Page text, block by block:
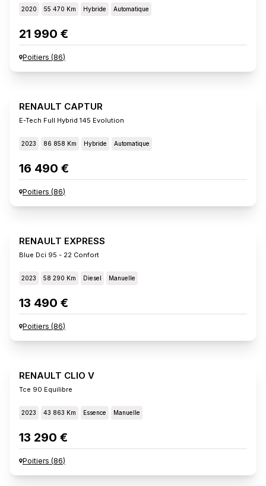
2020 55 470 Km Hybride Automatique
21 990 €
Poitiers (86)
RENAULT CAPTUR
E-Tech Full Hybrid 145 Evolution
2023 86 858 Km Hybride Automatique
16 490 €
Poitiers (86)
RENAULT EXPRESS
Blue Dci 95 - 22 Confort
2023 58 290 Km Diesel Manuelle
13 490 €
Poitiers (86)
RENAULT CLIO V
Tce 90 Equilibre
2023 43 863 Km Essence Manuelle
13 290 €
Poitiers (86)